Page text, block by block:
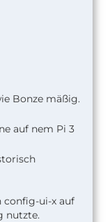
Bonze mäßig.
auf nem Pi 3
config-ui-x auf
nutzte.